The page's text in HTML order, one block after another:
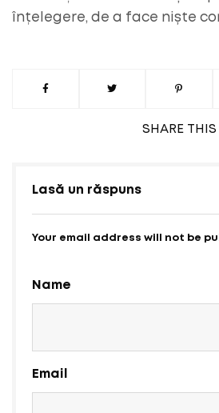
SHARE THIS
înțelegere, de a face niște
Lasă un răspuns
Your email address will not be
Name
Email